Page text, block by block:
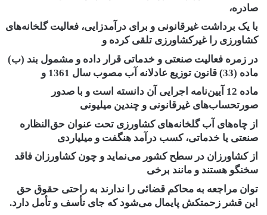
صادره،
با یک برداشت غیرقانونی و برای درآمدزایی، فعالیت گلخانه‌های
کشاورزی را غیرکشاورزی تلقی کرده و
در زمره فعالیت صنعتی و خدماتی قرار داده و مشمول بند (ب)
ماده (33) قانون توزیع عادلانه آب مصوب سال 1361 و
ماده 12 آیین‌نامه اجرایی آن دانسته است و با صدور
صورتحساب‌های غیرقانونی و چندین میلیونی
از چاه‌های آب گلخانه‌های کشاورزی تحت عنوان حق‌النظاره
صنعتی یا خدماتی، کسب در‌آمد هنگفت و میلیاردی
از کشاورزان در سطح کشور می‌نماید و چون کشاورزان فاقد
سخنگو هستند و مانند برخی
توان مراجعه به محاکم قضائی را ندارند به راحتی حقوق حق
این قشر زحمتکش پایمال می‌شود که جای تأسف و تأمل دارد.